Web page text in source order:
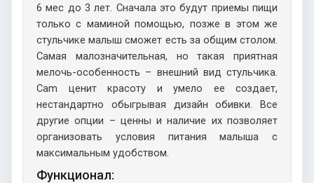
6 мес до 3 лет. Сначала это будут приемы пищи
только с маминой помощью, позже в этом же
стульчике малыш сможет есть за общим столом.
Самая малозначительная, но такая приятная
мелочь-особенность – внешний вид стульчика.
Cam ценит красоту и умело ее создает,
нестандартно обыгрывая дизайн обивки. Все
другие опции – ценны и наличие их позволяет
организовать условия питания малыша с
максимальным удобством.
Функционал: